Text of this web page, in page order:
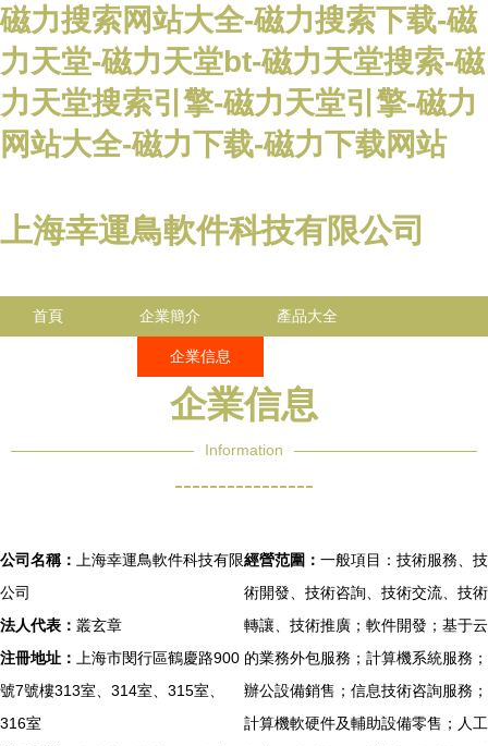
磁力搜索网站大全-磁力搜索下载-磁
力天堂-磁力天堂bt-磁力天堂搜索-磁
力天堂搜索引擎-磁力天堂引擎-磁力
网站大全-磁力下载-磁力下载网站
上海幸運鳥軟件科技有限公司
首頁 企業簡介 產品大全
企業信息
企業信息
Information
----------------
公司名稱：
上海幸運鳥軟件科技有限
公司
法人代表： 叢玄章
注冊地址：
上海市閔行區鶴慶路900
號7號樓313室、314室、315室、
316室
經營范圍： 一般項目：技術服務、技
術開發、技術咨詢、技術交流、技術
轉讓、技術推廣；軟件開發；基于云
的業務外包服務；計算機系統服務；
辦公設備銷售；信息技術咨詢服務；
計算機軟硬件及輔助設備零售；人工